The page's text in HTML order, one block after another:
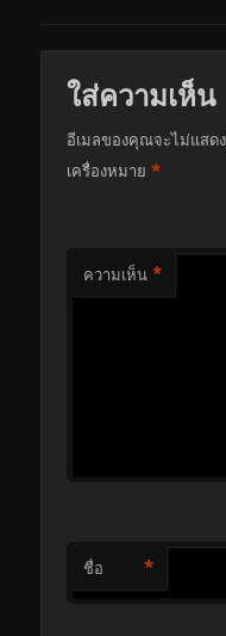
ใส่ความเห็น
อีเมลของคุณจะไม่แสด
เครื่องหมาย*
ความเห็น *
ชื่อ *